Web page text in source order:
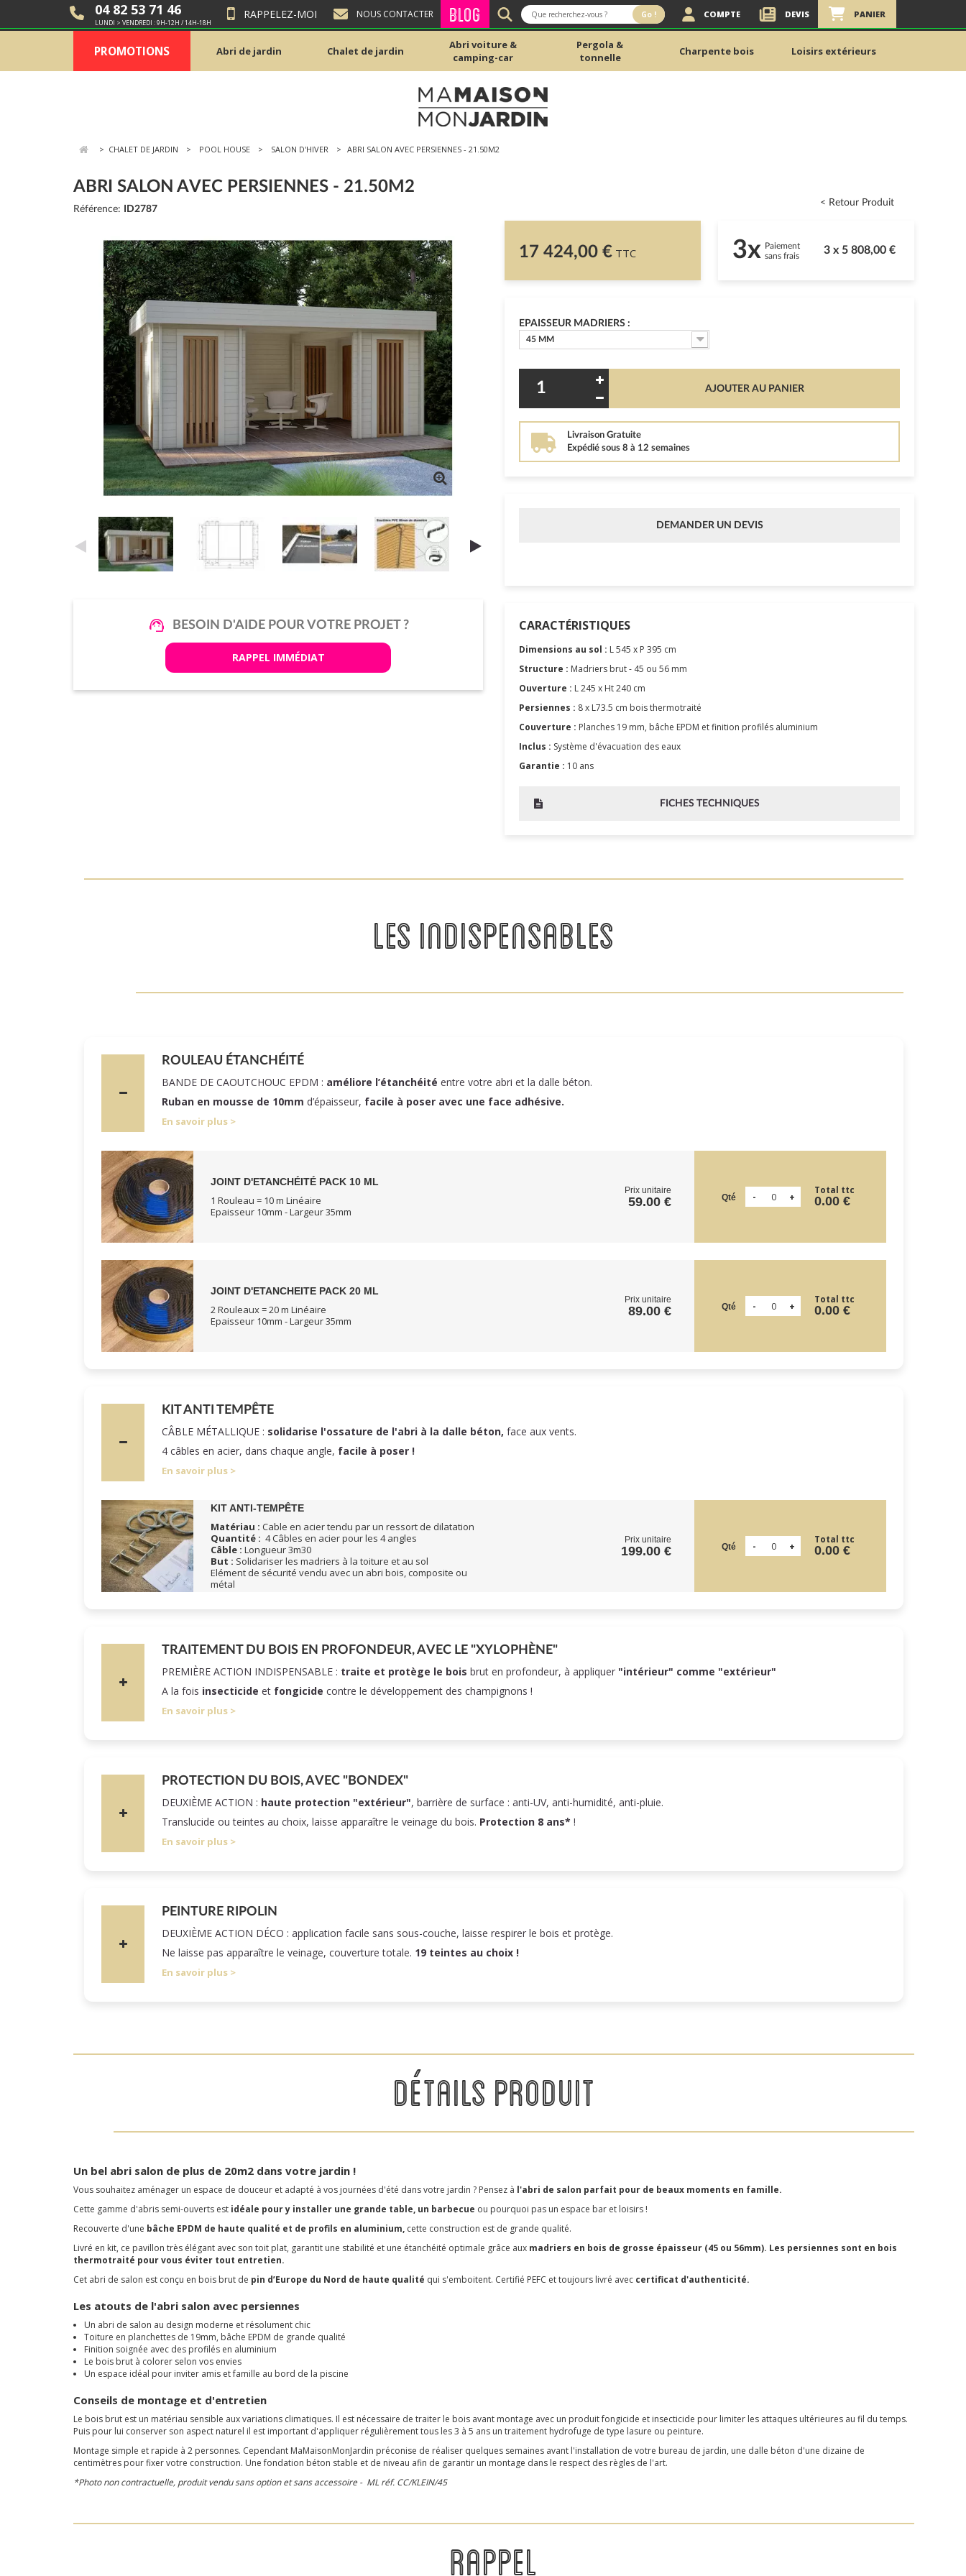
04 82 53 71 46
LUNDI > VENDREDI : 9H-12H / 14H-18H
RAPPELEZ-MOI NOUS CONTACTER BLOG Go ! COMPTE DEVIS PANIER
PROMOTIONS Abri de jardin Chalet de jardin
Abri voiture &
camping-car
Pergola &
tonnelle
Charpente bois Loisirs extérieurs
> CHALET DE JARDIN POOL HOUSE SALON D'HIVER ABRI SALON AVEC PERSIENNES - 21.50M2
< Retour Produit
ABRI SALON AVEC PERSIENNES - 21.50M2
Référence: ID2787
BESOIN D'AIDE POUR VOTRE PROJET ?
RAPPEL IMMÉDIAT
17 424,00 € TTC 3x Paiement
sans frais
3 x 5 808,00 €
EPAISSEUR MADRIERS :
45 MM
AJOUTER AU PANIER
Livraison Gratuite
Expédié sous 8 à 12 semaines
DEMANDER UN DEVIS
CARACTÉRISTIQUES
Dimensions au sol : L 545 x P 395 cm
Structure : Madriers brut - 45 ou 56 mm
Ouverture : L 245 x Ht 240 cm
Persiennes : 8 x L73.5 cm bois thermotraité
Couverture : Planches 19 mm, bâche EPDM et finition profilés aluminium
Inclus : Système d'évacuation des eaux
Garantie : 10 ans
FICHES TECHNIQUES
LES INDISPENSABLES
ROULEAU ÉTANCHÉITÉ
BANDE DE CAOUTCHOUC EPDM : améliore l’étanchéité entre votre abri et la dalle béton.
Ruban en mousse de 10mm d’épaisseur, facile à poser avec une face adhésive.
En savoir plus
JOINT D'ETANCHÉITÉ PACK 10 ML
1 Rouleau = 10 m Linéaire
Epaisseur 10mm - Largeur 35mm
Prix unitaire
59.00 € Qté
Total ttc
0.00 €
JOINT D'ETANCHEITE PACK 20 ML
2 Rouleaux = 20 m Linéaire
Epaisseur 10mm - Largeur 35mm
Prix unitaire
89.00 € Qté
Total ttc
0.00 €
KIT ANTI TEMPÊTE
CÂBLE MÉTALLIQUE : solidarise l'ossature de l'abri à la dalle béton, face aux vents.
4 câbles en acier, dans chaque angle, facile à poser !
En savoir plus
KIT ANTI-TEMPÊTE
Matériau : Cable en acier tendu par un ressort de dilatation
Quantité : 4 Câbles en acier pour les 4 angles
Câble : Longueur 3m30
But : Solidariser les madriers à la toiture et au sol
Elément de sécurité vendu avec un abri bois, composite ou
métal
Prix unitaire
199.00 € Qté
Total ttc
0.00 €
TRAITEMENT DU BOIS EN PROFONDEUR, AVEC LE "XYLOPHÈNE"
PREMIÈRE ACTION INDISPENSABLE : traite et protège le bois brut en profondeur, à appliquer "intérieur" comme "extérieur"
A la fois insecticide et fongicide contre le développement des champignons !
En savoir plus
PROTECTION DU BOIS, AVEC "BONDEX"
DEUXIÈME ACTION : haute protection "extérieur", barrière de surface : anti-UV, anti-humidité, anti-pluie.
Translucide ou teintes au choix, laisse apparaître le veinage du bois. Protection 8 ans* !
En savoir plus
PEINTURE RIPOLIN
DEUXIÈME ACTION DÉCO : application facile sans sous-couche, laisse respirer le bois et protège.
Ne laisse pas apparaître le veinage, couverture totale. 19 teintes au choix !
En savoir plus
DÉTAILS PRODUIT
Un bel abri salon de plus de 20m2 dans votre jardin !
Vous souhaitez aménager un espace de douceur et adapté à vos journées d'été dans votre jardin ? Pensez à l'abri de salon parfait pour de beaux moments en famille.
Cette gamme d'abris semi-ouverts est idéale pour y installer une grande table, un barbecue ou pourquoi pas un espace bar et loisirs !
Recouverte d'une bâche EPDM de haute qualité et de profils en aluminium, cette construction est de grande qualité.
Livré en kit, ce pavillon très élégant avec son toit plat, garantit une stabilité et une étanchéité optimale grâce aux madriers en bois de grosse épaisseur (45 ou 56mm). Les persiennes sont en bois
thermotraité pour vous éviter tout entretien.
Cet abri de salon est conçu en bois brut de pin d’Europe du Nord de haute qualité qui s'emboitent. Certifié PEFC et toujours livré avec certificat d'authenticité.
Les atouts de l'abri salon avec persiennes
Un abri de salon au design moderne et résolument chic
Toiture en planchettes de 19mm, bâche EPDM de grande qualité
Finition soignée avec des profilés en aluminium
Le bois brut à colorer selon vos envies
Un espace idéal pour inviter amis et famille au bord de la piscine
Conseils de montage et d'entretien
Le bois brut est un matériau sensible aux variations climatiques. Il est nécessaire de traiter le bois avant montage avec un produit fongicide et insecticide pour limiter les attaques ultérieures au fil du temps.
Puis pour lui conserver son aspect naturel il est important d'appliquer régulièrement tous les 3 à 5 ans un traitement hydrofuge de type lasure ou peinture.
Montage simple et rapide à 2 personnes. Cependant MaMaisonMonJardin préconise de réaliser quelques semaines avant l'installation de votre bureau de jardin, une dalle béton d'une dizaine de
centimètres pour fixer votre construction. Une fondation béton stable et de niveau afin de garantir un montage dans le respect des règles de l'art.
*Photo non contractuelle, produit vendu sans option et sans accessoire - ML réf. CC/KLEIN/45
RAPPEL